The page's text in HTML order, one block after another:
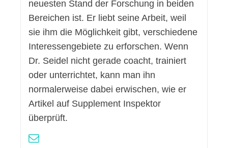
neuesten Stand der Forschung in beiden
Bereichen ist. Er liebt seine Arbeit, weil
sie ihm die Möglichkeit gibt, verschiedene
Interessengebiete zu erforschen. Wenn
Dr. Seidel nicht gerade coacht, trainiert
oder unterrichtet, kann man ihn
normalerweise dabei erwischen, wie er
Artikel auf Supplement Inspektor
überprüft.